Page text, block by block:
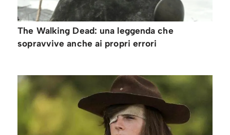
The Walking Dead: una leggenda che
sopravvive anche ai propri errori